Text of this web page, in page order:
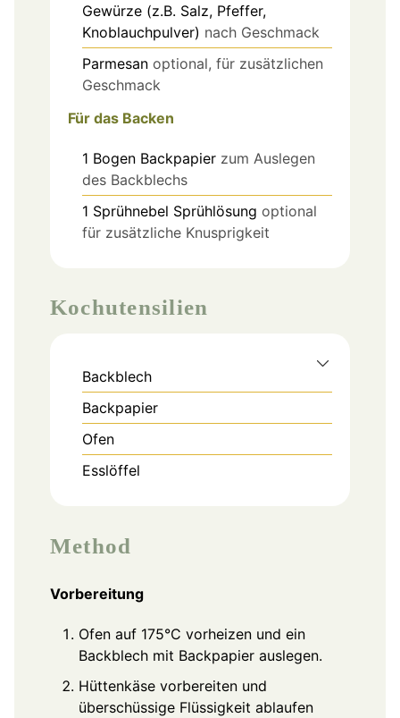
Gewürze (z.B. Salz, Pfeffer,
Knoblauchpulver) nach Geschmack
Parmesan optional, für zusätzlichen
Geschmack
Für das Backen
1 Bogen Backpapier zum Auslegen
des Backblechs
1 Sprühnebel Sprühlösung optional
für zusätzliche Knusprigkeit
Kochutensilien
Backblech
Backpapier
Ofen
Esslöffel
Method
Vorbereitung
Ofen auf 175°C vorheizen und ein
Backblech mit Backpapier auslegen.
Hüttenkäse vorbereiten und
überschüssige Flüssigkeit ablaufen